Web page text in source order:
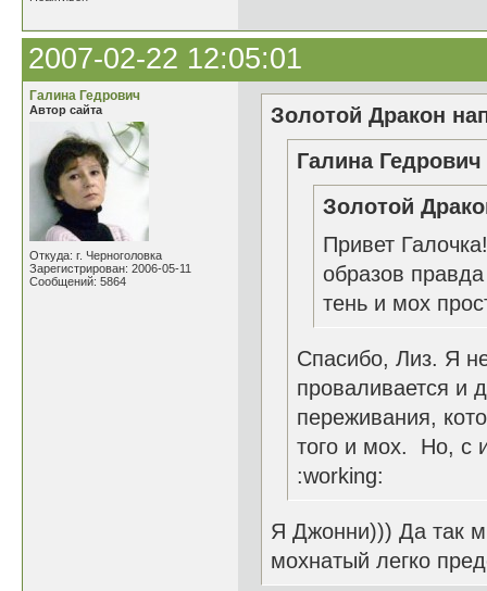
2007-02-22 12:05:01
Галина Гедрович
Автор сайта
Откуда: г. Черноголовка
Зарегистрирован: 2006-05-11
Сообщений: 5864
Золотой Дракон
Галина
Золотой
Привет
образов
тень и мох
Спасибо, Лиз. Я
проваливается и
переживания,
того и мох. Но, с
:working:
Я Джонни))) Да так
мохнатый легко